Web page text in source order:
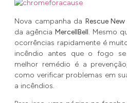
Nova campanha da Rescue
da agênciaMercellBell. Mesmo
ocorrências rapidamente é
incêndio antes que o fogo
melhor remédio é a
como verificar problemas em
a incêndios.